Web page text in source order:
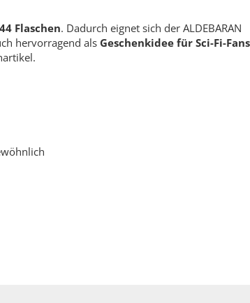
Flaschen. Dadurch eignet sich der ALDEBARAN
hervorragend als Geschenkidee für Sci-Fi-Fans